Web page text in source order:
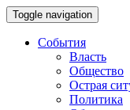
Toggle navigation
События
Власть
Общество
Острая
Политика